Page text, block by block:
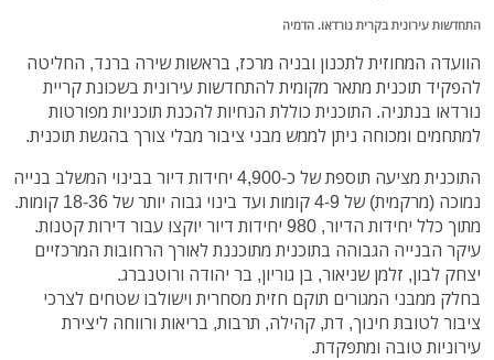
התחדשות עירונית בקרית נורדאו. הדמיה
הוועדה המחוזית לתכנון ובניה מרכז, בראשות שירה ברנד, החליטה
להפקיד תוכנית מתאר מקומית להתחדשות עירונית בשכונת קריית
נורדאו בנתניה. התוכנית כוללת הנחיות להכנת תוכניות מפורטות
למתחמים ומכוחה ניתן לממש מבני ציבור מבלי צורך בהגשת תוכנית.
התוכנית מציעה תוספת של כ-4,900 יחידות דיור בבינוי המשלב בנייה
נמוכה (מרקמית) של 4-9 קומות ועד בינוי גבוה יותר של 18-36 קומות.
מתוך כלל יחידות הדיור, 980 יחידות דיור יוקצו עבור דירות קטנות.
עיקר הבנייה הגבוהה בתוכנית מתוכננת לאורך הרחובות המרכזיים
יצחק לבון, זלמן שניאור, בן גוריון, בר יהודה ורוטנברג.
בחלק ממבני המגורים תוקם חזית מסחרית וישולבו שטחים לצרכי
ציבור לטובת חינוך, דת, קהילה, תרבות, בריאות ורווחה ליצירת
עירוניות טובה ומתפקדת.